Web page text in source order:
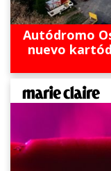
Autódromo
nuevo